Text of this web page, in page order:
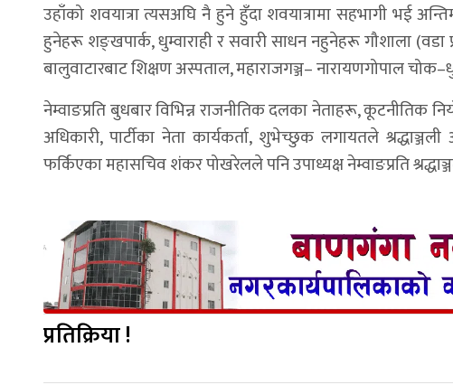
उहाँको शवयात्रा त्यसअघि नै हुने हुँदा शवयात्रामा सहभागी भई
हुनेहरू शङ्खपार्क, धुम्वाराही र सवारी साधन नहुनेहरू गौशाला (वडा
बालुवाटारबाट शिक्षण अस्पताल, महाराजगञ्ज– नारायणगोपाल
नेम्वाङप्रति बुधबार विभिन्न राजनीतिक दलका नेताहरू, कूटनीतिक
अधिकारी, पार्टीका नेता कार्यकर्ता, शुभेच्छुक लगायतले
फर्किएका महासचिव शंकर पोखरेलले पनि उपाध्यक्ष नेम्वाङप्रति
प्रतिक्रिया !